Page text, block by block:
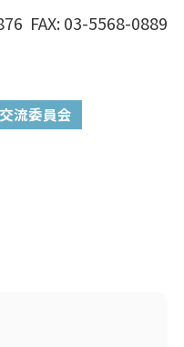
FAX: 03-5568-0889
流委員会